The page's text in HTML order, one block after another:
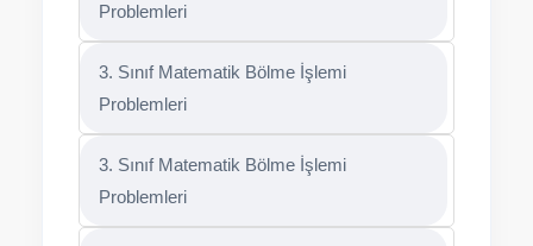
Problemleri
3. Sınıf Matematik Bölme İşlemi
Problemleri
3. Sınıf Matematik Bölme İşlemi
Problemleri